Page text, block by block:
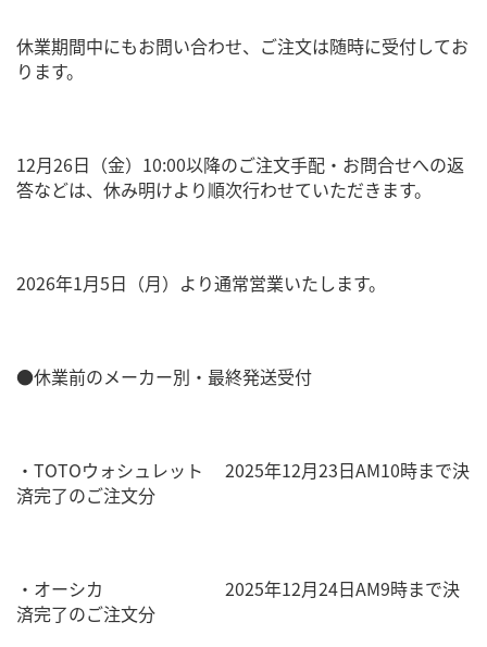
休業期間中にもお問い合わせ、ご注文は随時に受付してお
ります。
12月26日（金）10:00以降のご注文手配・お問合せへの返
答などは、休み明けより順次行わせていただきます。
2026年1月5日（月）より通常営業いたします。
●休業前のメーカー別・最終発送受付
・TOTOウォシュレット 2025年12月23日AM10時まで決
済完了のご注文分
・オーシカ 2025年12月24日AM9時まで決
済完了のご注文分